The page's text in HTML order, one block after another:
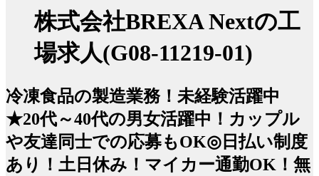
株式会社BREXA Nextの工
場求人(G08-11219-01)
冷凍食品の製造業務！未経験活躍中
★20代～40代の男女活躍中！カップル
や友達同士での応募もOK◎日払い制度
あり！土日休み！マイカー通勤OK！無